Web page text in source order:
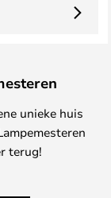
unieke huis
terug!